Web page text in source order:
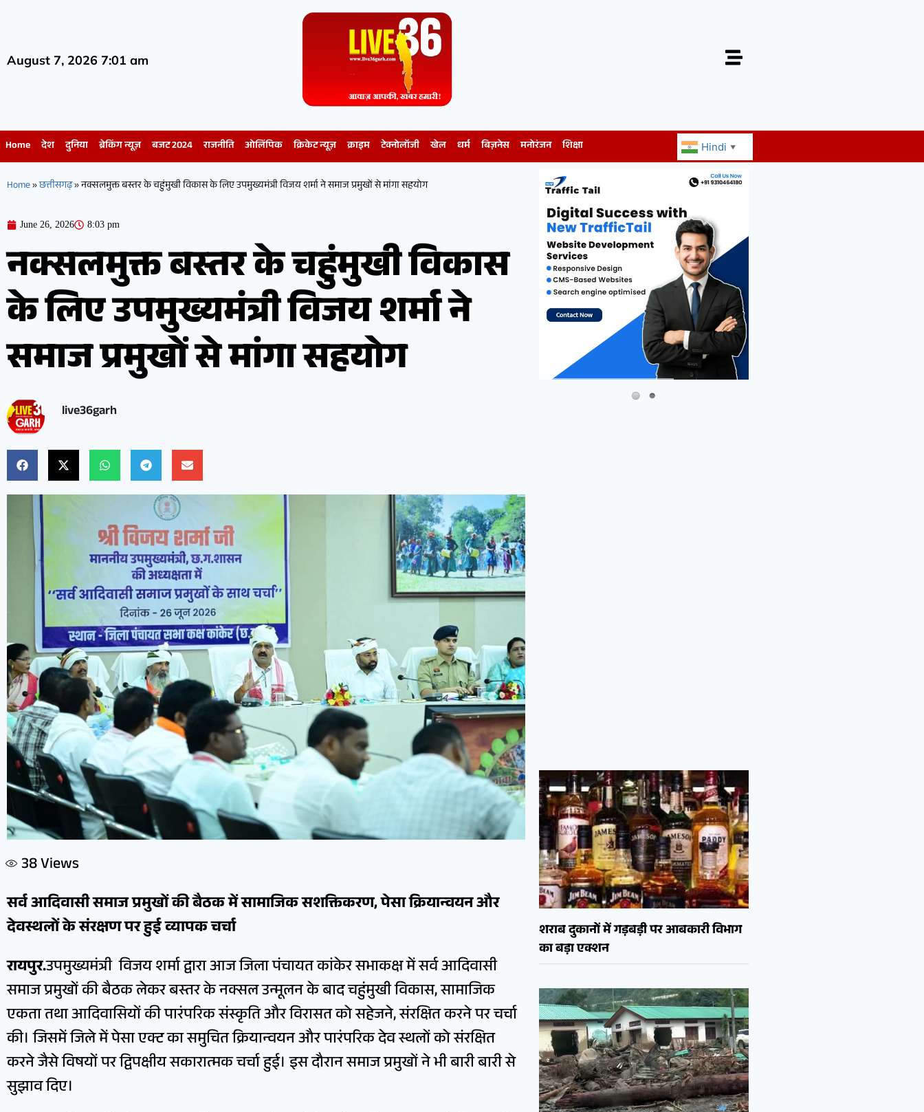
August 7, 2026 7:01 am
Home देश दुनिया ब्रेकिंग न्यूज़ बजट 2024 राजनीति ओलिंपिक क्रिकेट न्यूज़ क्राइम टेक्नोलॉजी खेल धर्म बिज़नेस मनोरंजन शिक्षा Hindi ▼
Home»छत्तीसगढ़»नक्सलमुक्त बस्तर के चहुंमुखी विकास के लिए उपमुख्यमंत्री विजय शर्मा ने समाज प्रमुखों से मांगा सहयोग
June 26, 2026 8:03 pm
नक्सलमुक्त बस्तर के चहुंमुखी विकास
के लिए उपमुख्यमंत्री विजय शर्मा ने
समाज प्रमुखों से मांगा सहयोग
live36garh
38Views
सर्व आदिवासी समाज प्रमुखों की बैठक में सामाजिक सशक्तिकरण, पेसा क्रियान्वयन और
देवस्थलों के संरक्षण पर हुई व्यापक चर्चा
रायपुर.उपमुख्यमंत्री विजय शर्मा द्वारा आज जिला पंचायत कांकेर सभाकक्ष में सर्व आदिवासी
समाज प्रमुखों की बैठक लेकर बस्तर के नक्सल उन्मूलन के बाद चहुंमुखी विकास, सामाजिक
एकता तथा आदिवासियों की पारंपरिक संस्कृति और विरासत को सहेजने, संरक्षित करने पर चर्चा
की। जिसमें जिले में पेसा एक्ट का समुचित क्रियान्वयन और पारंपरिक देव स्थलों को संरक्षित
करने जैसे विषयों पर द्विपक्षीय सकारात्मक चर्चा हुई। इस दौरान समाज प्रमुखों ने भी बारी बारी से
सुझाव दिए।
शराब दुकानों में गड़बड़ी पर आबकारी विभाग
का बड़ा एक्शन